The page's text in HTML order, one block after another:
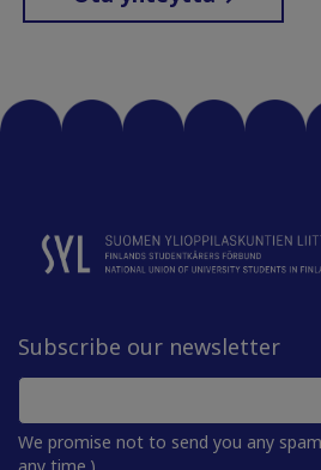
Subscribe our newsletter
We promise not to send you any